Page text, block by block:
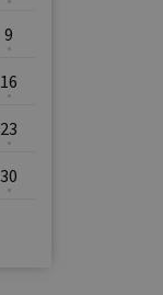
9
16
23
30